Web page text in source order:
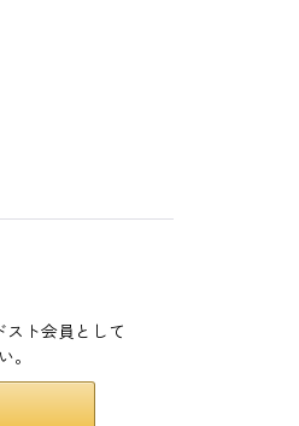
スト会員として
。